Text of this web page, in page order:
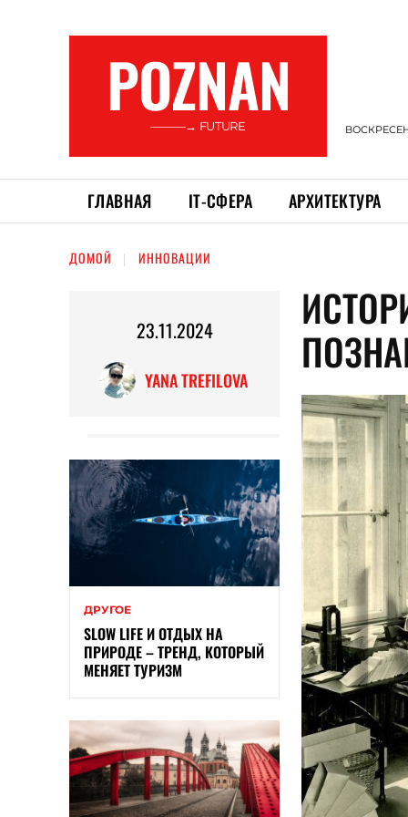
POZNAN
———→ FUTURE
ГЛАВНАЯ ІТ-СФЕРА АРХИТЕКТУРА
ДОМОЙ ИННОВАЦИИ
23.11.2024
YANA TREFILOVA
ДРУГОЕ
SLOW LIFE И ОТДЫХ НА
ПРИРОДЕ – ТРЕНД, КОТОРЫЙ
МЕНЯЕТ ТУРИЗМ